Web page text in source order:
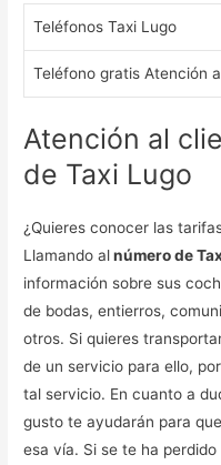
Teléfonos Taxi Lugo
Teléfono gratis Atención
Atención al
de Taxi Lugo
¿Quieres conocer las
Llamando alnúmero de
información sobre sus
de bodas, entierros,
otros. Si quieres
de un servicio para ello,
tal servicio. En cuanto a
gusto te ayudarán para
esa vía. Si se te ha